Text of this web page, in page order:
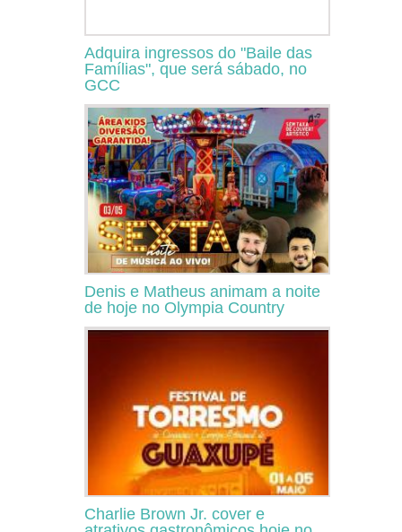
Adquira ingressos do "Baile das
Famílias", que será sábado, no
GCC
Denis e Matheus animam a noite
de hoje no Olympia Country
Charlie Brown Jr. cover e